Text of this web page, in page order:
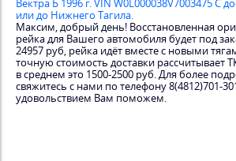
Вектра Б 1996 г. VIN W0L000038V7003475 С
или до Нижнего Тагила.
Максим, добрый день! Восстановленная
рейка для Вашего автомобиля будет под
24957 руб, рейка идёт вместе с новыми
точную стоимость доставки рассчитывает
в среднем это 1500-2500 руб. Для более
свяжитесь с нами по телефону 8(4812)701-
удовольствием Вам поможем.